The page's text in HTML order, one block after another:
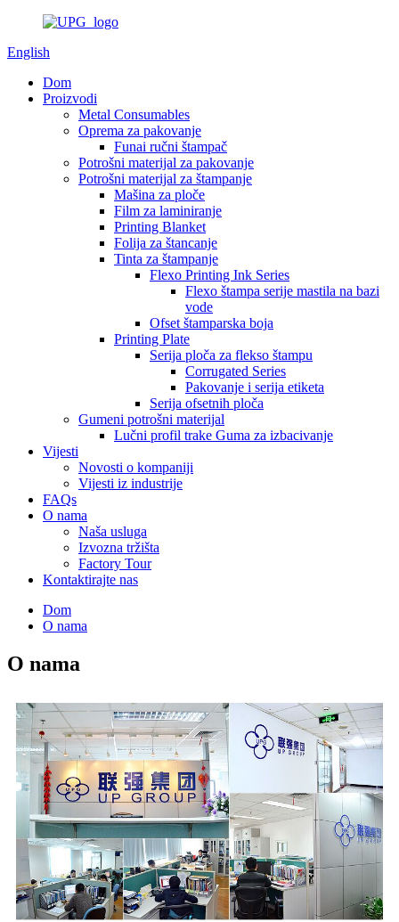
English
Dom
Proizvodi
Metal Consumables
Oprema za pakovanje
Funai ručni štampač
Potrošni materijal za pakovanje
Potrošni materijal za štampanje
Mašina za ploče
Film za laminiranje
Printing Blanket
Folija za štancanje
Tinta za štampanje
Flexo Printing Ink Series
Flexo štampa serije mastila na bazi
vode
Ofset štamparska boja
Printing Plate
Serija ploča za flekso štampu
Corrugated Series
Pakovanje i serija etiketa
Serija ofsetnih ploča
Gumeni potrošni materijal
Lučni profil trake Guma za izbacivanje
Vijesti
Novosti o kompaniji
Vijesti iz industrije
FAQs
O nama
Naša usluga
Izvozna tržišta
Factory Tour
Kontaktirajte nas
Dom
O nama
O nama